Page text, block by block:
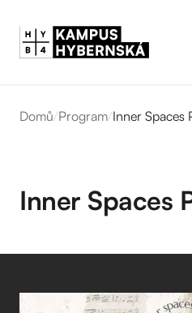
Domů/Program/Inner Spaces
Inner Spaces